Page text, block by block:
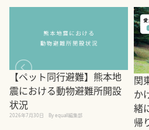
【ペット同行避難】熊本地
震における動物避難所開設
状況
2026年7月30日 By equall編集部
関
か
緒
帰